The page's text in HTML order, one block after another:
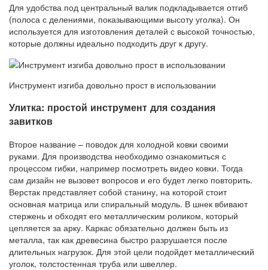
Для удобства под центральный валик подкладывается отгиб
(полоса с делениями, показывающими высоту уголка). Он
используется для изготовления деталей с высокой точностью,
которые должны идеально подходить друг к другу.
Инструмент изгиба довольно прост в использовании
Улитка: простой инструмент для создания
завитков
Второе название – поводок для холодной ковки своими
руками. Для производства необходимо ознакомиться с
процессом гибки, например посмотреть видео ковки. Тогда
сам дизайн не вызовет вопросов и его будет легко повторить.
Верстак представляет собой станину, на которой стоит
основная матрица или спиральный модуль. В шнек вбивают
стержень и обходят его металлическим роликом, который
цепляется за арку. Каркас обязательно должен быть из
металла, так как древесина быстро разрушается после
длительных нагрузок. Для этой цели подойдет металлический
уголок, толстостенная труба или швеллер.